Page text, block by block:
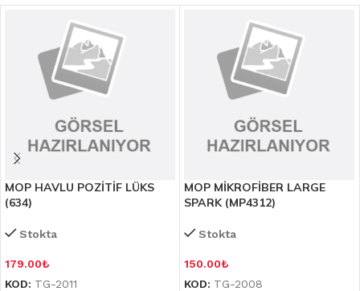
MOP HAVLU POZİTİF LÜKS
(634)
Stokta
179.00₺
KOD: TG-2011
MOP MİKROFİBER LARGE
SPARK (MP4312)
Stokta
150.00₺
KOD: TG-2008